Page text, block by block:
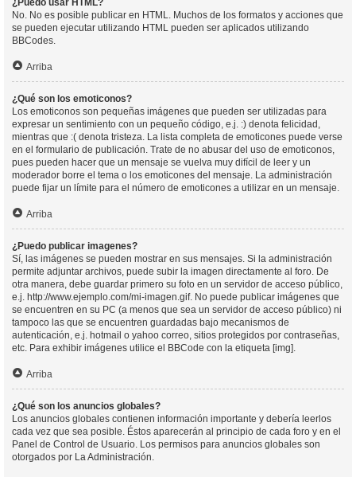
¿Puedo usar HTML?
No. No es posible publicar en HTML. Muchos de los formatos y acciones que
se pueden ejecutar utilizando HTML pueden ser aplicados utilizando
BBCodes.
Arriba
¿Qué son los emoticonos?
Los emoticonos son pequeñas imágenes que pueden ser utilizadas para
expresar un sentimiento con un pequeño código, e.j. :) denota felicidad,
mientras que :( denota tristeza. La lista completa de emoticones puede verse
en el formulario de publicación. Trate de no abusar del uso de emoticonos,
pues pueden hacer que un mensaje se vuelva muy difícil de leer y un
moderador borre el tema o los emoticones del mensaje. La administración
puede fijar un límite para el número de emoticones a utilizar en un mensaje.
Arriba
¿Puedo publicar imagenes?
Sí, las imágenes se pueden mostrar en sus mensajes. Si la administración
permite adjuntar archivos, puede subir la imagen directamente al foro. De
otra manera, debe guardar primero su foto en un servidor de acceso público,
e.j. http://www.ejemplo.com/mi-imagen.gif. No puede publicar imágenes que
se encuentren en su PC (a menos que sea un servidor de acceso público) ni
tampoco las que se encuentren guardadas bajo mecanismos de
autenticación, e.j. hotmail o yahoo correo, sitios protegidos por contraseñas,
etc. Para exhibir imágenes utilice el BBCode con la etiqueta [img].
Arriba
¿Qué son los anuncios globales?
Los anuncios globales contienen información importante y debería leerlos
cada vez que sea posible. Éstos aparecerán al principio de cada foro y en el
Panel de Control de Usuario. Los permisos para anuncios globales son
otorgados por La Administración.